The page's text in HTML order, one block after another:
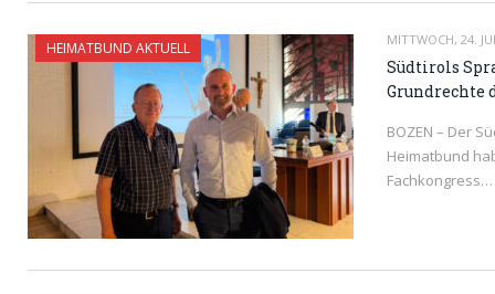
HEIMATBUND AKTUELL MITTWOCH, 24.
Südtirols
Grundrechte
BOZEN – Der
Heimatbund
Fachkongress…